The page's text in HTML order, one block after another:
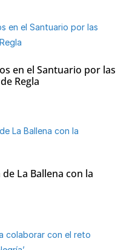
en el Santuario por las
Regla
La Ballena con la